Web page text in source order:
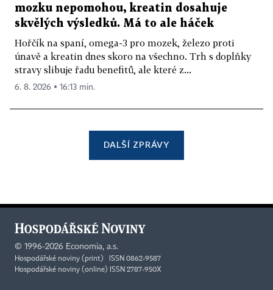
mozku nepomohou, kreatin dosahuje
skvělých výsledků. Má to ale háček
Hořčík na spaní, omega-3 pro mozek, železo proti
únavě a kreatin dnes skoro na všechno. Trh s doplňky
stravy slibuje řadu benefitů, ale které z...
6. 8. 2026 ▪ 16:13 min.
DALŠÍ ZPRÁVY
© 1996-2026 Economia, a.s.
Hospodářské noviny (print) ISSN 0862-9587
Hospodářské noviny (online) ISSN 2787-950X